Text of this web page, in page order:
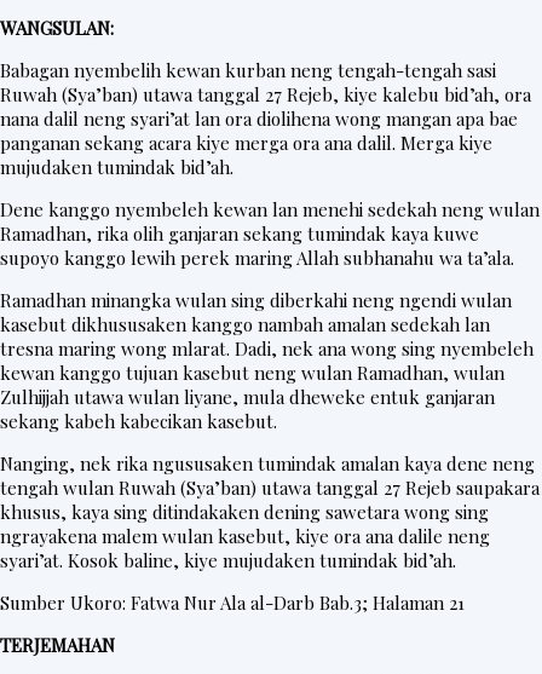
s
e
r
V
i
d
e
o
WANGSULAN:
Babagan nyembelih kewan kurban neng tengah-tengah sasi
Ruwah (Sya’ban) utawa tanggal 27 Rejeb, kiye kalebu bid’ah, ora
nana dalil neng syari’at lan ora diolihena wong mangan apa bae
panganan sekang acara kiye merga ora ana dalil. Merga kiye
mujudaken tumindak bid’ah.
Dene kanggo nyembeleh kewan lan menehi sedekah neng wulan
Ramadhan, rika olih ganjaran sekang tumindak kaya kuwe
supoyo kanggo lewih perek maring Allah subhanahu wa ta’ala.
Ramadhan minangka wulan sing diberkahi neng ngendi wulan
kasebut dikhususaken kanggo nambah amalan sedekah lan
tresna maring wong mlarat. Dadi, nek ana wong sing nyembeleh
kewan kanggo tujuan kasebut neng wulan Ramadhan, wulan
Zulhijjah utawa wulan liyane, mula dheweke entuk ganjaran
sekang kabeh kabecikan kasebut.
Nanging, nek rika ngususaken tumindak amalan kaya dene neng
tengah wulan Ruwah (Sya’ban) utawa tanggal 27 Rejeb saupakara
khusus, kaya sing ditindakaken dening sawetara wong sing
ngrayakena malem wulan kasebut, kiye ora ana dalile neng
syari’at. Kosok baline, kiye mujudaken tumindak bid’ah.
Sumber Ukoro: Fatwa Nur Ala al-Darb Bab.3; Halaman 21
TERJEMAHAN